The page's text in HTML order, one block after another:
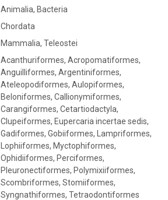
Animalia, Bacteria
Chordata
Mammalia, Teleostei
Acanthuriformes, Acropomatiformes,
Anguilliformes, Argentiniformes,
Ateleopodiformes, Aulopiformes,
Beloniformes, Callionymiformes,
Carangiformes, Cetartiodactyla,
Clupeiformes, Eupercaria incertae sedis,
Gadiformes, Gobiiformes, Lampriformes,
Lophiiformes, Myctophiformes,
Ophidiiformes, Perciformes,
Pleuronectiformes, Polymixiiformes,
Scombriformes, Stomiiformes,
Syngnathiformes, Tetraodontiformes